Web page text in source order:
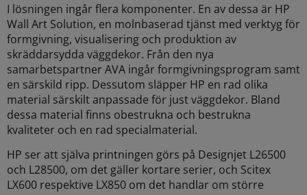
I lösningen ingår flera komponenter. En av dessa är HP
Wall Art Solution, en molnbaserad tjänst med verktyg för
formgivning, visualisering och produktion av
skräddarsydda väggdekor. Från den nya
samarbetspartner AVA ingår formgivningsprogram samt
en särskild ripp. Dessutom släpper HP en rad olika
material särskilt anpassade för just väggdekor. Bland
dessa material finns obestrukna och bestrukna
kvaliteter och en rad specialmaterial.
HP ser att själva printningen görs på Designjet L26500
och L28500, om det gäller kortare serier, och Scitex
LX600 respektive LX850 om det handlar om större